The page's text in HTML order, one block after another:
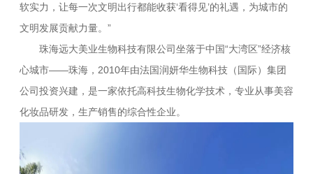
软实力，让每一次文明出行都能收获‘看得见’的礼遇，为城市的
文明发展贡献力量。”
珠海远大美业生物科技有限公司坐落于中国“大湾区”经济核
心城市——珠海，2010年由法国润妍华生物科技（国际）集团
公司投资兴建，是一家依托高科技生物化学技术，专业从事美容
化妆品研发，生产销售的综合性企业。